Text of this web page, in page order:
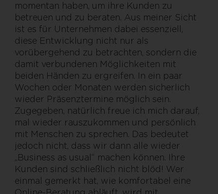
momentan haben, um ihre Kunden zu
betreuen und zu beraten. Aus meiner Sicht
ist es für Unternehmen dabei essenziell,
diese Entwicklung nicht nur als
vorübergehend zu betrachten, sondern die
damit verbundenen Möglichkeiten mit
beiden Händen zu ergreifen. In ein paar
Wochen oder Monaten werden sicherlich
wieder Präsenztermine möglich sein.
Zugegeben, natürlich freue ich mich darauf,
mal wieder rauszukommen und persönlich
mit Menschen zu sprechen. Das bedeutet
jedoch nicht, dass wir dann alle wieder
„Business as usual“ machen können. Ihre
Kunden sind schließlich nicht blöd! Wer
einmal gemerkt hat, wie komfortabel eine